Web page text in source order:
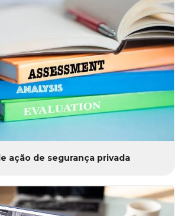
ação de segurança privada